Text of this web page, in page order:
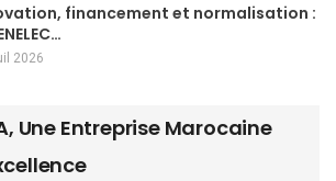
financement et normalisation :
2026
Une Entreprise Marocaine